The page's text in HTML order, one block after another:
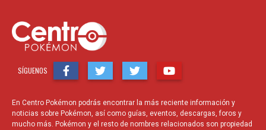
SÍGUENOS
En Centro Pokémon podrás encontrar la más reciente información y
noticias sobre Pokémon, así como guías, eventos, descargas, foros y
mucho más. Pokémon y el resto de nombres relacionados son propiedad